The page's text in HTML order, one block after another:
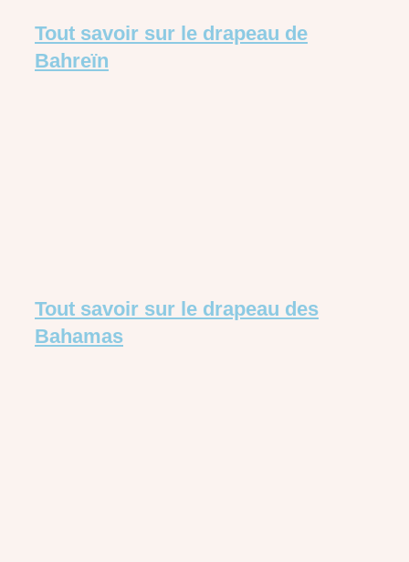
Tout savoir sur le drapeau de
Bahreïn
Tout savoir sur le drapeau des
Bahamas